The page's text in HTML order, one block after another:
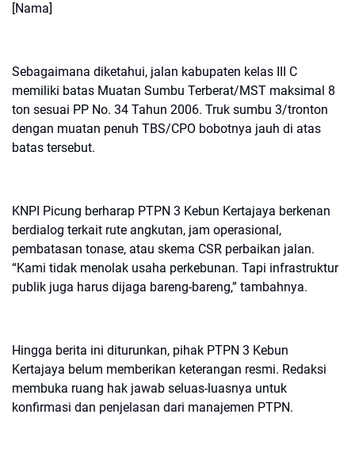
[Nama]
Sebagaimana diketahui, jalan kabupaten kelas III C
memiliki batas Muatan Sumbu Terberat/MST maksimal 8
ton sesuai PP No. 34 Tahun 2006. Truk sumbu 3/tronton
dengan muatan penuh TBS/CPO bobotnya jauh di atas
batas tersebut.
KNPI Picung berharap PTPN 3 Kebun Kertajaya berkenan
berdialog terkait rute angkutan, jam operasional,
pembatasan tonase, atau skema CSR perbaikan jalan.
“Kami tidak menolak usaha perkebunan. Tapi infrastruktur
publik juga harus dijaga bareng-bareng,” tambahnya.
Hingga berita ini diturunkan, pihak PTPN 3 Kebun
Kertajaya belum memberikan keterangan resmi. Redaksi
membuka ruang hak jawab seluas-luasnya untuk
konfirmasi dan penjelasan dari manajemen PTPN.